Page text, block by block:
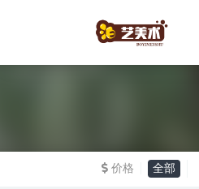
价格 全部